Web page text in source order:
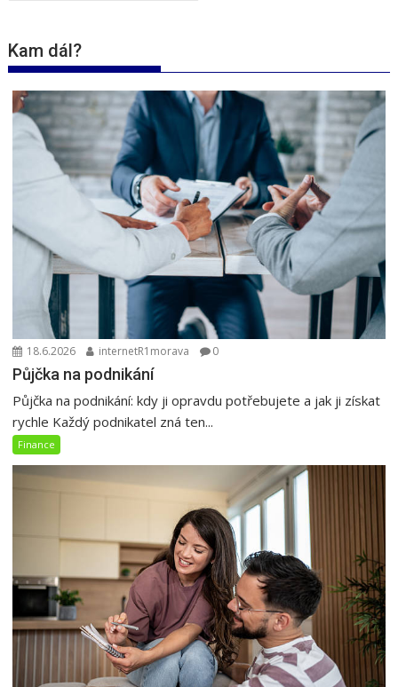
Kam dál?
18.6.2026 internetR1morava 0
Půjčka na podnikání
Půjčka na podnikání: kdy ji opravdu potřebujete a jak ji získat
rychle Každý podnikatel zná ten...
Finance